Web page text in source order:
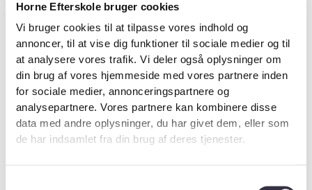
Horne Efterskole bruger cookies
Vi bruger cookies til at tilpasse vores indhold og
annoncer, til at vise dig funktioner til sociale medier og til
at analysere vores trafik. Vi deler også oplysninger om
din brug af vores hjemmeside med vores partnere inden
for sociale medier, annonceringspartnere og
analysepartnere. Vores partnere kan kombinere disse
data med andre oplysninger, du har givet dem, eller som
de har indsamlet fra din brug af deres tjenester.
Nuværende klassetrin*
Mobil-nummer*